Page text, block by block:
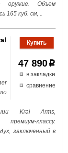
оружие. Объем
165 куб. см, ..
47 890 p
в закладки
сравнение
Kral Arms,
классу.
заключенный в